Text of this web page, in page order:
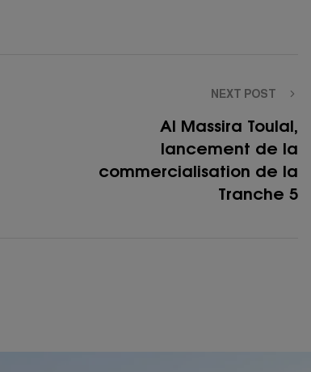
NEXT POST
Al Massira Toulal,
lancement de la
commercialisation de la
Tranche 5